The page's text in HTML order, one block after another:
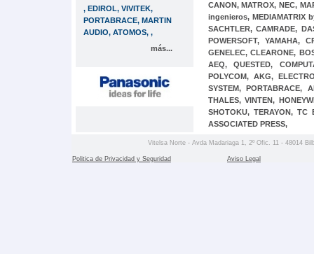
, EDIROL, VIVITEK,
PORTABRACE, MARTIN
AUDIO, ATOMOS, ,
más...
CANON,MATROX,NEC,
ingenieros, MEDIAMATRIX
SACHTLER,CAMRADE,
POWERSOFT, YAMAHA,
GENELEC, CLEARONE,
AEQ,QUESTED,
POLYCOM, AKG,
SYSTEM,PORTABRACE,
THALES,VINTEN,
SHOTOKU, TERAYON, TC
ASSOCIATED PRESS,
Vitelsa Norte - Avda Madariaga 1, 2º Ofic. 11 - 48014
Politica de Privacidad y Seguridad Aviso Legal